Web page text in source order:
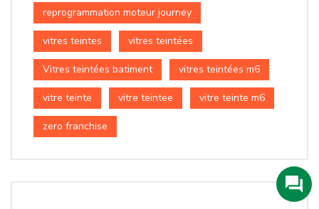
reprogrammation moteur journey
vitres teintes vitres teintées
Vitres teintées batiment vitres teintées m6
vitre teinte vitre teintee vitre teinte m6
zero franchise